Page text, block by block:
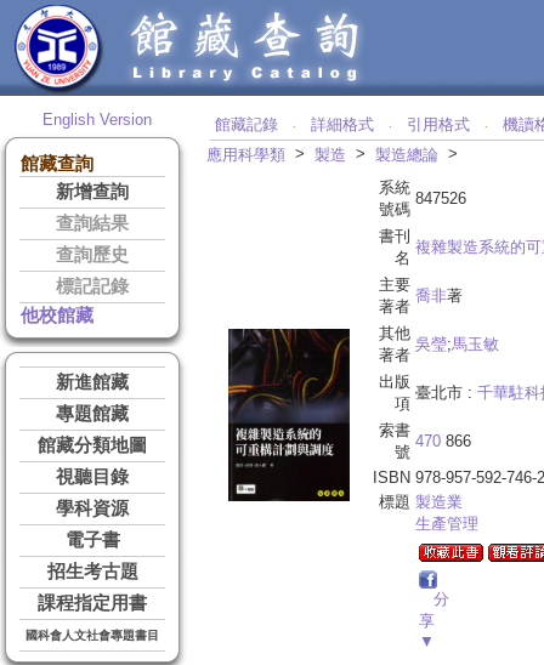
English Version
館藏查詢
新增查詢
查詢結果
查詢歷史
標記記錄
他校館藏
新進館藏
專題館藏
館藏分類地圖
視聽目錄
學科資源
電子書
招生考古題
課程指定用書
國科會人文社會專題書目
館藏記錄 ‧ 詳細格式 ‧ 引用格式 ‧
機讀
應用科學類 > 製造 > 製造總論 >
系統
號碼
847526
書刊
名
複雜製造系統的
主要
著者
喬非著
其他
著者
吳瑩;馬玉敏
出版
項
臺北市 : 千華駐
索書
號
470 866
ISBN 978-957-592-746-2
標題 製造業
生產管理
分
享
▼